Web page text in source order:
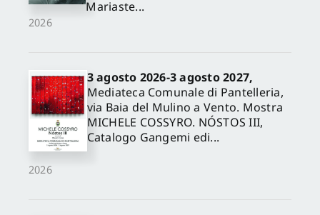
2026
Mariaste...
2026
3 agosto 2026-3 agosto 2027,
Mediateca Comunale di Pantelleria,
via Baia del Mulino a Vento. Mostra
MICHELE COSSYRO. NÓSTOS III,
Catalogo Gangemi edi...